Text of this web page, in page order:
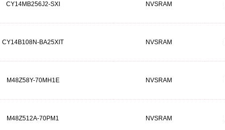
CY14MB256J2-SXI NVSRAM
CY14B108N-BA25XIT NVSRAM
M48Z58Y-70MH1E NVSRAM
M48Z512A-70PM1 NVSRAM